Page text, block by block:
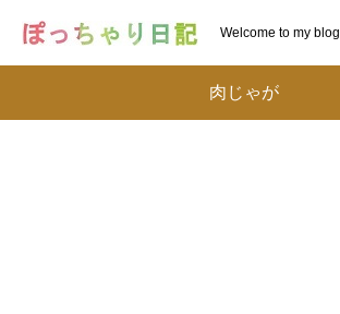
Welcome to my blog
肉じゃが